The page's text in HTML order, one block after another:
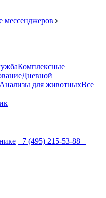
мессенджеров
Комплексные
Дневной
Анализы для животныхВсе
+7 (495) 215-53-88 –